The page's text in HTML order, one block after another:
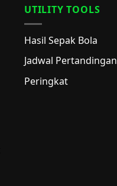
UTILITY TOOLS
Hasil Sepak Bola
Jadwal Pertandingan
Peringkat